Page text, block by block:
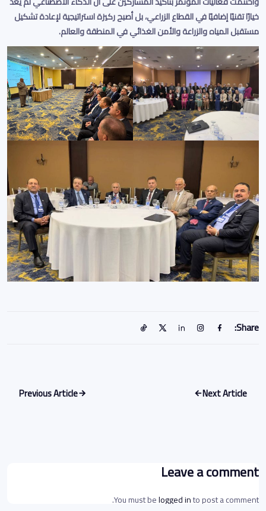
خيارًا تقنيًا إضافيًا في القطاع الزراعي، بل أصبح ركيزة استراتيجية لإعادة تشكيل
مستقبل المياه والزراعة والأمن الغذائي في المنطقة والعالم.
Share:
Next Article
Previous Article
Leave a comment
You must belogged into post a comment.